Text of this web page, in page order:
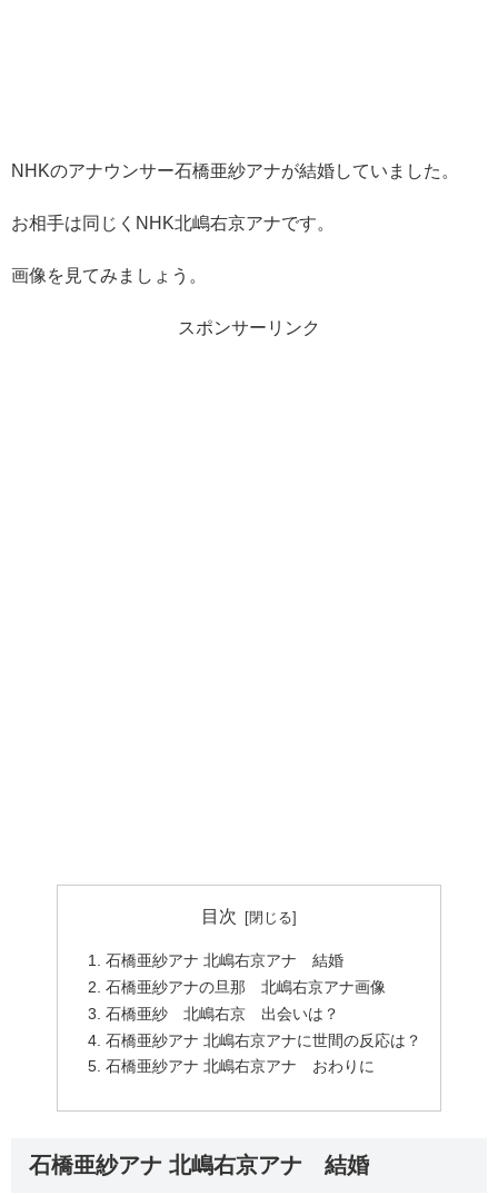
NHKのアナウンサー石橋亜紗アナが結婚していました。
お相手は同じくNHK北嶋右京アナです。
画像を見てみましょう。
スポンサーリンク
目次
石橋亜紗アナ 北嶋右京アナ 結婚
石橋亜紗アナの旦那 北嶋右京アナ画像
石橋亜紗 北嶋右京 出会いは？
石橋亜紗アナ 北嶋右京アナに世間の反応は？
石橋亜紗アナ 北嶋右京アナ おわりに
石橋亜紗アナ 北嶋右京アナ 結婚